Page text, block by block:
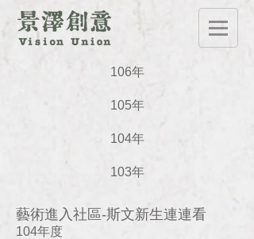
106年
105年
104年
103年
藝術進入社區-斯文新生連連看
104年度